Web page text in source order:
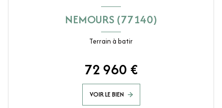
NEMOURS (77140)
Terrain à batir
72 960 €
VOIR LE BIEN